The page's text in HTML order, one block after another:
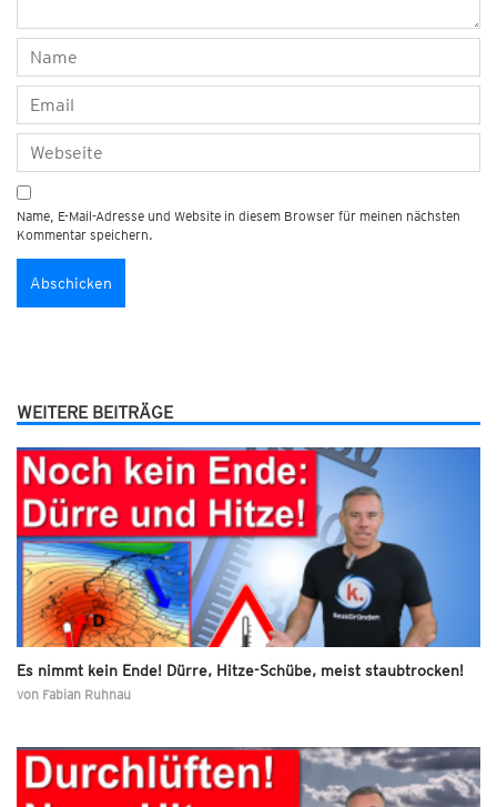
Name, E-Mail-Adresse und Website in diesem Browser für meinen nächsten
Kommentar speichern.
WEITERE BEITRÄGE
Es nimmt kein Ende! Dürre, Hitze-Schübe, meist staubtrocken!
von Fabian Ruhnau